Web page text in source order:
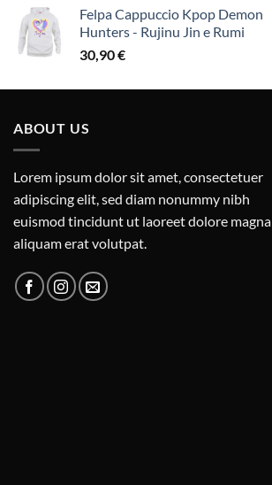
Felpa Cappuccio Kpop Demon
Hunters - Rujinu Jin e Rumi
30,90€
ABOUT US
Lorem ipsum dolor sit amet, consectetuer
adipiscing elit, sed diam nonummy nibh
euismod tincidunt ut laoreet dolore magna
aliquam erat volutpat.